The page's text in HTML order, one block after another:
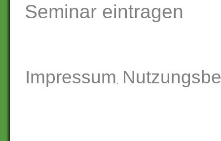
Seminar eintragen
Impressum ,